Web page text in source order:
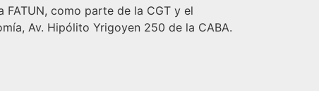
como parte de la CGT y el
Av. Hipólito Yrigoyen 250 de la CABA.